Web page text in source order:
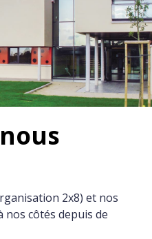
2x8) et nos
côtés depuis de